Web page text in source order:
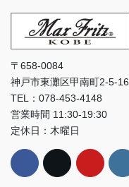
〒658-0084
神戸市東灘区甲南町2-5-16
TEL：078-453-4148
営業時間 11:30-19:30
定休日：木曜日